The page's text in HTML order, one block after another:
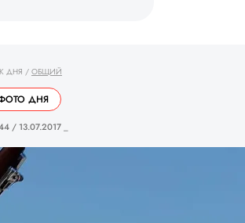
ДНЯ / ОБЩИЙ
ДНЯ
/ 13.07.2017 _